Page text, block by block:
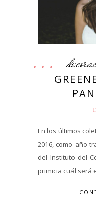
En los últimos
2016, como año
del Instituto del
primicia cuál será